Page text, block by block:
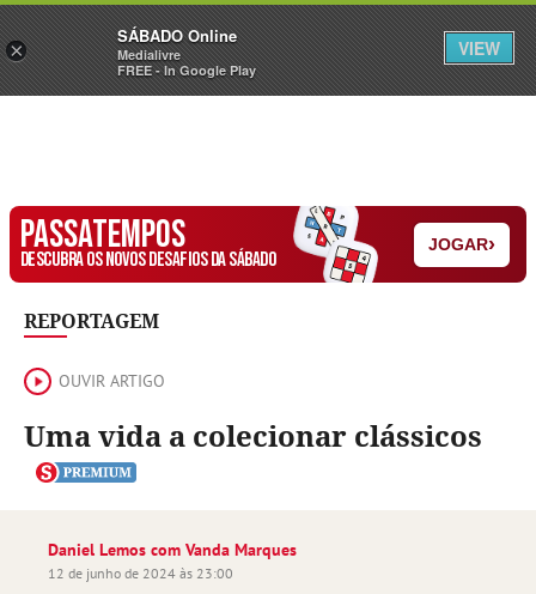
Sábado Assine Iniciar Sessão
PASSATEMPOS
DESCUBRA OS NOVOS DESAFIOS DA SÁBADO
JOGAR›
REPORTAGEM
OUVIR ARTIGO
Uma vida a colecionar clássicos
Daniel Lemos com Vanda Marques
12 de junho de 2024 às 23:00
×
SÁBADO Online
Medialivre
FREE - In Google Play
VIEW